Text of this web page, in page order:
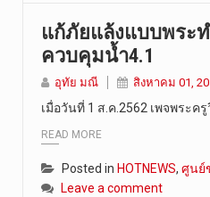
แก้ภัยแล้งแบบพระท
ควบคุมน้ำ4.1
อุทัย มณี สิงหาคม 01,
เมื่อวันที่ 1 ส.ค.2562 เพจพระ
READ MORE
Posted in HOTNEWS, ศูนย์
Leave a comment